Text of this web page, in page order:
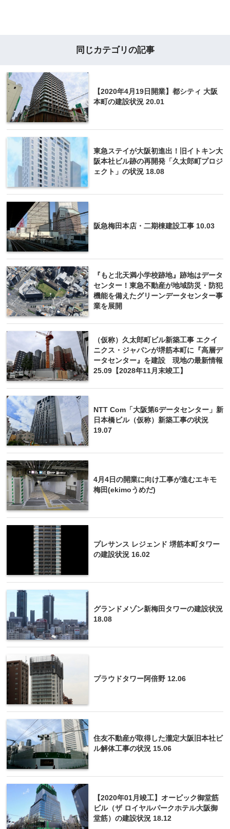
同じカテゴリの記事
【2020年4月19日開業】都シティ 大阪
本町の建設状況 20.01
東急ステイが大阪初進出！旧イトキン大
阪本社ビル跡の再開発「久太郎町プロジ
ェクト」の状況 18.08
阪急梅田本店・二期棟建設工事 10.03
『もと北天満小学校跡地』跡地はデータ
センター！東急不動産が地域防災・防犯
機能を備えたグリーンデータセンター事
業を展開
（仮称）久太郎町ビル新築工事 エクイ
ニクス・ジャパンが堺筋本町に『高層デ
ータセンター』を建設 現地の最新情報
25.09【2028年11月末竣工】
NTT Com「大阪第6データセンター」新
日本橋ビル（仮称）新築工事の状況
19.07
4月4日の開業に向け工事が進むエキモ
梅田(ekimoうめだ)
プレサンス レジェンド 堺筋本町タワー
の建設状況 16.02
グランドメゾン新梅田タワーの建設状況
18.08
プラウドタワー阿倍野 12.06
住友不動産が取得した瀧定大阪旧本社ビ
ル解体工事の状況 15.06
【2020年01月竣工】オービック御堂筋
ビル（ザ ロイヤルパークホテル大阪御
堂筋）の建設状況 18.12